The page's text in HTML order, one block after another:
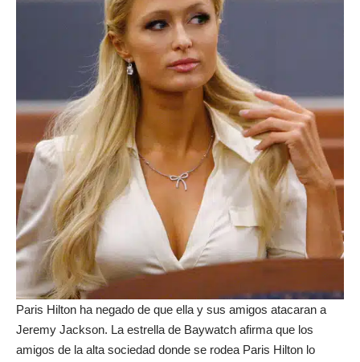
Paris Hilton ha negado de que ella y sus amigos atacaran a
Jeremy Jackson. La estrella de Baywatch afirma que los
amigos de la alta sociedad donde se rodea Paris Hilton lo